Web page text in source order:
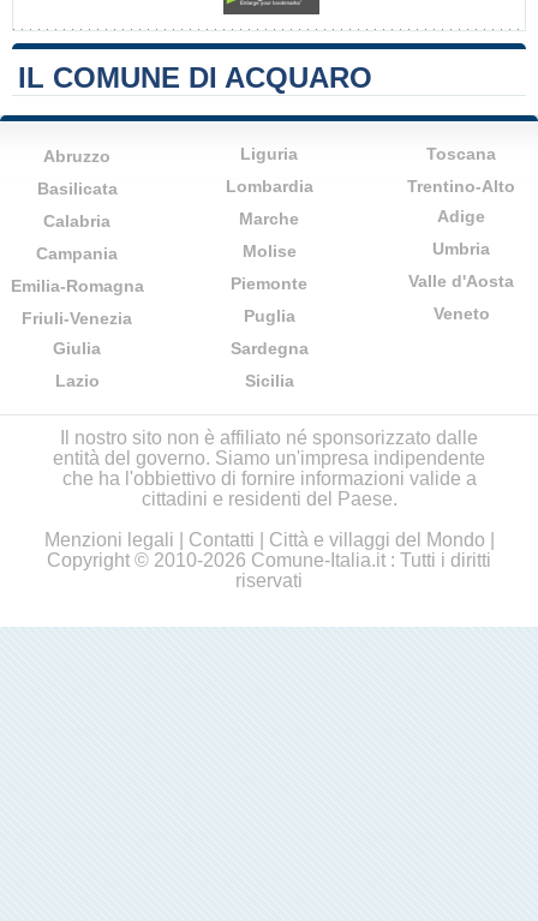
IL COMUNE DI ACQUARO
Abruzzo
Basilicata
Calabria
Campania
Emilia-Romagna
Friuli-Venezia
Giulia
Lazio
Liguria
Lombardia
Marche
Molise
Piemonte
Puglia
Sardegna
Sicilia
Toscana
Trentino-Alto
Adige
Umbria
Valle d'Aosta
Veneto
Il nostro sito non è affiliato né sponsorizzato dalle
entità del governo. Siamo un'impresa indipendente
che ha l'obbiettivo di fornire informazioni valide a
cittadini e residenti del Paese.
Menzioni legali
Contatti Città e villaggi del Mondo
Copyright © 2010-2026 Comune-Italia.it : Tutti i diritti
riservati